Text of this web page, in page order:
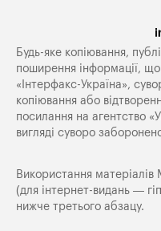
Будь-яке копiювання,
поширення iнформацiї, що
«Iнтерфакс-Україна»,
копіювання або
посилання на агентство
вигляді суворо
Використання
(для інтернет-видань —
нижче третього абзацу.